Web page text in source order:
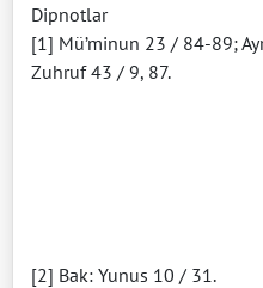
Dipnotlar
[1] Mü’minun 23 / 84-89;
Zuhruf 43 / 9, 87.
[2] Bak: Yunus 10 / 31.